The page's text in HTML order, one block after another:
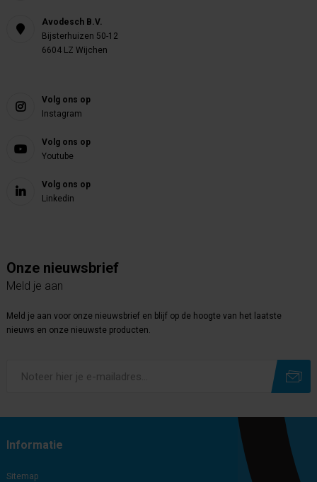
Avodesch B.V.
Bijsterhuizen 50-12
6604 LZ Wijchen
Volg ons op
Instagram
Volg ons op
Youtube
Volg ons op
Linkedin
Onze nieuwsbrief
Meld je aan
Meld je aan voor onze nieuwsbrief en blijf op de hoogte van het laatste
nieuws en onze nieuwste producten.
Informatie
Sitemap